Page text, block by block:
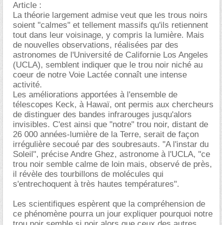
Article :
La théorie largement admise veut que les trous noirs
soient "calmes" et tellement massifs qu'ils retiennent
tout dans leur voisinage, y compris la lumière. Mais
de nouvelles observations, réalisées par des
astronomes de l'Université de Californie Los Angeles
(UCLA), semblent indiquer que le trou noir niché au
coeur de notre Voie Lactée connaît une intense
activité.
Les améliorations apportées à l'ensemble de
télescopes Keck, à Hawaï, ont permis aux chercheurs
de distinguer des bandes infrarouges jusqu'alors
invisibles. C'est ainsi que "notre" trou noir, distant de
26 000 années-lumière de la Terre, serait de façon
irrégulière secoué par des soubresauts. "A l'instar du
Soleil", précise Andre Ghez, astronome à l'UCLA, "ce
trou noir semble calme de loin mais, observé de près,
il révèle des tourbillons de molécules qui
s'entrechoquent à très hautes températures".
Les scientifiques espèrent que la compréhension de
ce phénomène pourra un jour expliquer pourquoi notre